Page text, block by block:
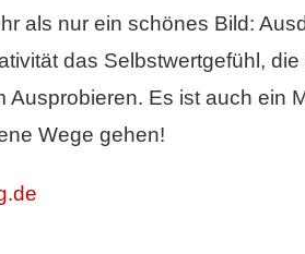
als nur ein schönes Bild:
das Selbstwertgefühl,
Ausprobieren. Es ist auch ein
Wege gehen!